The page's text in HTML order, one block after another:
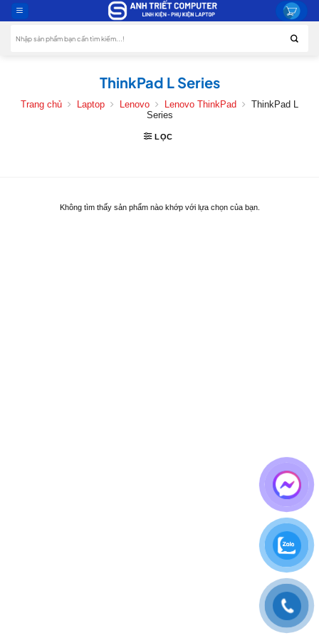
to
content
ThinkPad L Series
Trang chủ Laptop Lenovo Lenovo ThinkPad
ThinkPad L
Series
LỌC
Không tìm thấy sản phẩm nào khớp với lựa chọn của bạn.